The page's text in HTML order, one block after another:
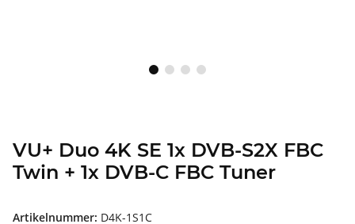
VU+ Duo 4K SE 1x DVB-S2X FBC
Twin + 1x DVB-C FBC Tuner
Artikelnummer: D4K-1S1C